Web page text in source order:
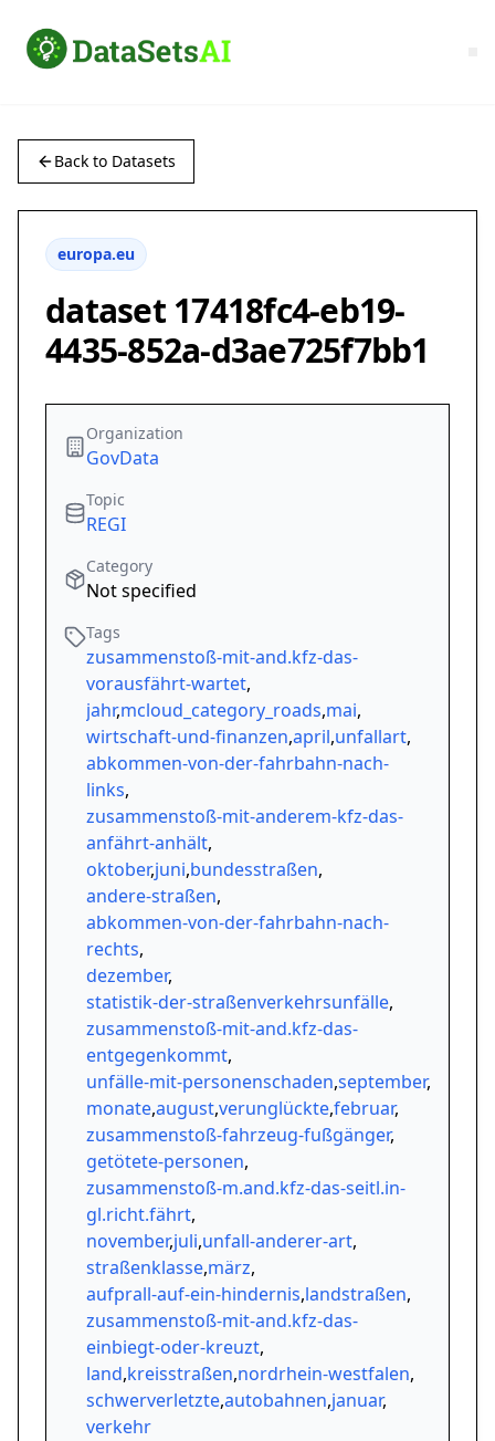
Back to Datasets
europa.eu
dataset 17418fc4-eb19-
4435-852a-d3ae725f7bb1
Organization
GovData
Topic
REGI
Category
Not specified
Tags
zusammenstoß-mit-and.kfz-das-
vorausfährt-wartet,
jahr,mcloud_category_roads,mai,
wirtschaft-und-finanzen,april,unfallart,
abkommen-von-der-fahrbahn-nach-
links,
zusammenstoß-mit-anderem-kfz-das-
anfährt-anhält,
oktober,juni,bundesstraßen,
andere-straßen,
abkommen-von-der-fahrbahn-nach-
rechts,
dezember,
statistik-der-straßenverkehrsunfälle,
zusammenstoß-mit-and.kfz-das-
entgegenkommt,
unfälle-mit-personenschaden,september,
monate,august,verunglückte,februar,
zusammenstoß-fahrzeug-fußgänger,
getötete-personen,
zusammenstoß-m.and.kfz-das-seitl.in-
gl.richt.fährt,
november,juli,unfall-anderer-art,
straßenklasse,märz,
aufprall-auf-ein-hindernis,landstraßen,
zusammenstoß-mit-and.kfz-das-
einbiegt-oder-kreuzt,
land,kreisstraßen,nordrhein-westfalen,
schwerverletzte,autobahnen,januar,
verkehr